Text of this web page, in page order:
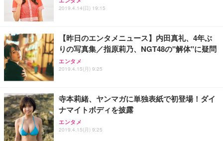
ワーク チェア 強化バックレスト 30度ロッキング機
能 人間工学 椅子 腰サポート 90度跳ね上げ式アーム
務用 おしゃれ パソコンチェア (ホワイト)
ANDWINT オフィスチェア デスクチェア 肘なし メ
ッシュ 通気性 ランバーサポート付き 腰サポート ガ
ス圧無段階昇降 360度回転 キャスター付き コンパク
ー フルHD（1920×1080）VA 非光沢 HDMI/DisplayP
ort/VGA スピーカー内蔵 高さ調整 スイベル VESA対
【MiniLED/24.5inch/280Hz/FHD】GRAPHT THE S
HOOTER Gaming Monitor 24” Essential ゲーミン
グモニター QD 24.5インチ 1ms FHD 量子ドット 残
限定】 Smart Basic アイリスオーヤマ ペットシーツ
超厚型 お徳用 ワイド 100枚入 (x 1) (ケース販売)
アイリスオーヤマ ペットシーツ 超厚型 お徳用 レギ
ュラー 200枚入【Amazon.co.jp限定】
2019.4.14(日) 19:15
【昨日のエンタメニュース】内田真礼、4年ぶ
りの写真集／指原莉乃、NGT48の"解体"に疑問
エンタメ
2019.4.15(月) 9:25
寺本莉緒、ヤンマガに単独表紙で初登場！ダイ
ナマイトボディを披露
エンタメ
2019.4.15(月) 9:25